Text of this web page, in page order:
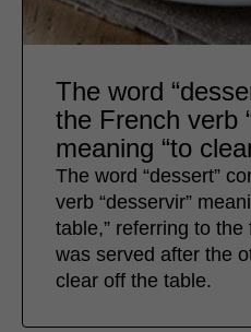
The word
the French verb
meaning “to
The word “dessert”
verb “desservir”
table,” referring to
was served after the
clear off the table.